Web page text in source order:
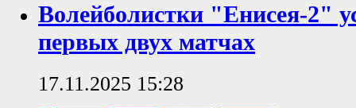
Волейболистки "Енисея-2"
первых двух матчах
17.11.2025 15:28